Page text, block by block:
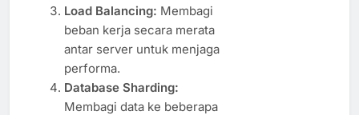
Load Balancing: Membagi
beban kerja secara merata
antar server untuk menjaga
performa.
Database Sharding:
Membagi data ke beberapa